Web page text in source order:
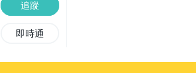
追蹤
即時通